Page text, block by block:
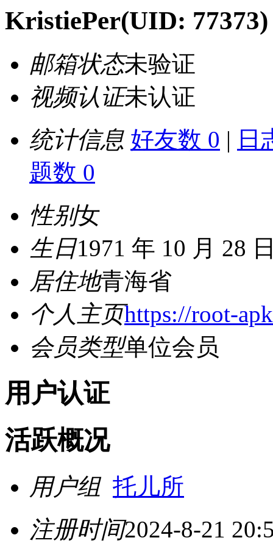
KristiePer(UID: 77373)
邮箱状态未验证
视频认证未认证
统计信息 好友数 0 | 日
题数 0
性别女
生日1971 年 10 月 28
居住地青海省
个人主页https://root-
会员类型单位会员
用户认证
活跃概况
用户组 托儿所
注册时间2024-8-21